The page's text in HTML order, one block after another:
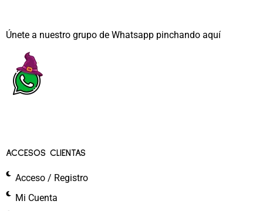
Únete a nuestro grupo de Whatsapp pinchando aquí​
ACCESOS CLIENTAS
Acceso / Registro
Mi Cuenta